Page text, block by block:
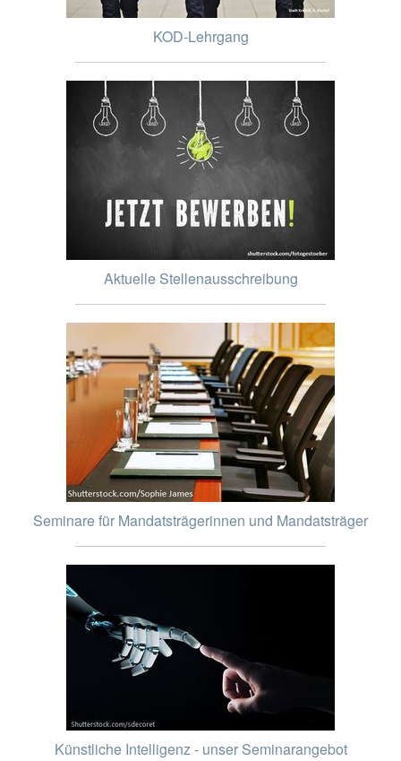
KOD-Lehrgang
Aktuelle Stellenausschreibung
Seminare für Mandatsträgerinnen und Mandatsträger
Künstliche Intelligenz - unser Seminarangebot